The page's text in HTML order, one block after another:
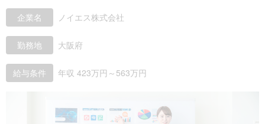
企業名 ノイエス株式会社
勤務地 大阪府
給与条件 年収 423万円～563万円